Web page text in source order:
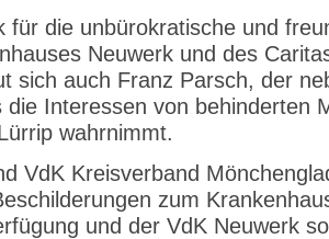
für die unbürokratische und
Neuwerk und des
sich auch Franz Parsch, der
die Interessen von behinderten
wahrnimmt.
VdK Kreisverband
zum
und der VdK Neuwerk